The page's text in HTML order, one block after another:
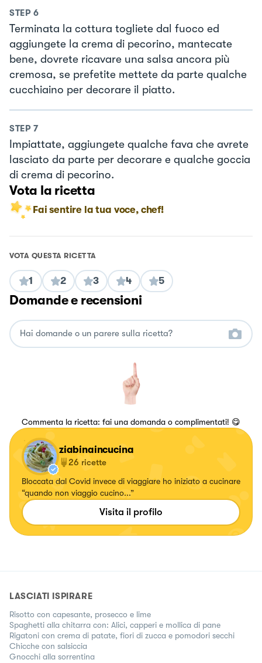
STEP 6
Terminata la cottura togliete dal fuoco ed
aggiungete la crema di pecorino, mantecate
bene, dovrete ricavare una salsa ancora più
cremosa, se prefetite mettete da parte qualche
cucchiaino per decorare il piatto.
STEP 7
Impiattate, aggiungete qualche fava che avrete
lasciato da parte per decorare e qualche goccia
di crema di pecorino.
Vota la ricetta
Fai sentire la tua voce, chef!
VOTA QUESTA RICETTA
1 2 3 4 5
Domande e recensioni
Commenta la ricetta: fai una domanda o complimentati! 😋
ziabinaincucina
26 ricette
Bloccata dal Covid invece di viaggiare ho iniziato a cucinare
“quando non viaggio cucino...”
Visita il profilo
LASCIATI ISPIRARE
Risotto con capesante, prosecco e lime
Spaghetti alla chitarra con: Alici, capperi e mollica di pane
Rigatoni con crema di patate, fiori di zucca e pomodori secchi
Chicche con salsiccia
Gnocchi alla sorrentina